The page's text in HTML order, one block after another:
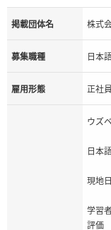
掲載団体名 株式
募集職種 日本
雇用形態 正社員
ウズ
日本
現地
学習
評価